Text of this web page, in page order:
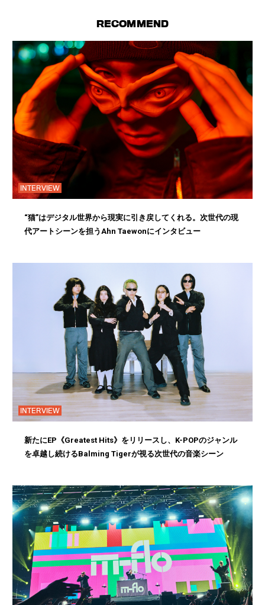
RECOMMEND
INTERVIEW
“猫”はデジタル世界から現実に引き戻してくれる。次世代の現
代アートシーンを担うAhn Taewonにインタビュー
INTERVIEW
新たにEP《Greatest Hits》をリリースし、K-POPのジャンル
を卓越し続けるBalming Tigerが視る次世代の音楽シーン